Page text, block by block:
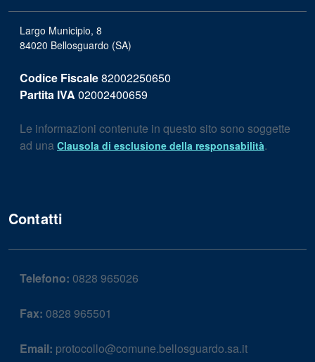
Largo Municipio, 8
84020 Bellosguardo (SA)
Codice Fiscale82002250650
Partita IVA 02002400659
Le informazioni contenute in questo sito sono soggette
ad una Clausola di esclusione della responsabilità.
Contatti
Telefono: 0828 965026
Fax: 0828 965501
Email: protocollo@comune.bellosguardo.sa.it